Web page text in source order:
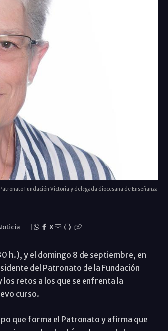
Fundación Victoria y delegada diocesana de Enseñanza
X
h.), y el domingo 8 de septiembre, en
del Patronato de la Fundación
retos a los que se enfrenta la
curso.
que forma el Patronato y afirma que